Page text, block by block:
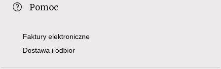
Pomoc
Faktury elektroniczne
Dostawa i odbior